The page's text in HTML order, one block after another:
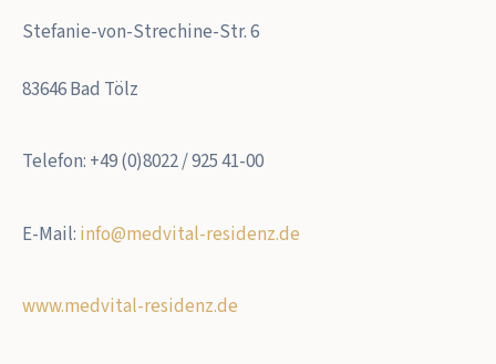
Stefanie-von-Strechine-Str. 6
83646 Bad Tölz
Telefon: +49 (0)8022 / 925 41-00
E-Mail: info@medvital-residenz.de
www.medvital-residenz.de